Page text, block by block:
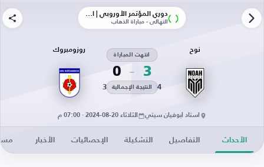
دوري المؤتمر الأوروبي | الأدوار الإقصائية
النهائي - مباراة الذهاب
نوح
3
انتهت المباراة
0
4 النتيجة الإجمالية 3
روزومبروك
استاد أبوفيان سيتي الثلاثاء 20-08-2024 · 07:00 م
الأحداث التفاصيل التشكيلة الإحصائيات الأخبار